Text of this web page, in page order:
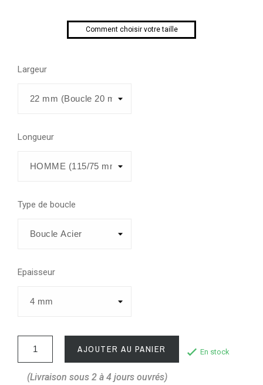
Comment choisir votre taille
Largeur
Longueur
Type de boucle
Epaisseur
AJOUTER AU PANIER En stock
(Livraison sous 2 à 4 jours ouvrés)